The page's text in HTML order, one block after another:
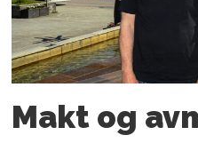
Makt og